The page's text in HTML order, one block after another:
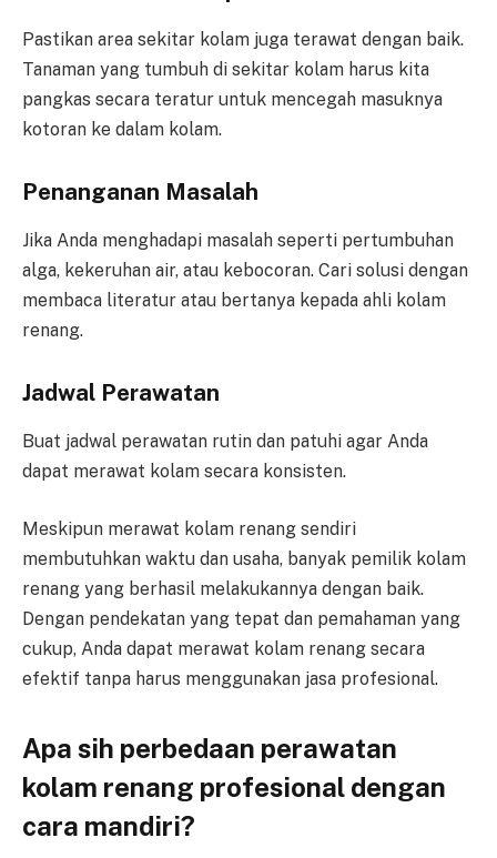
Pastikan area sekitar kolam juga terawat dengan baik.
Tanaman yang tumbuh di sekitar kolam harus kita
pangkas secara teratur untuk mencegah masuknya
kotoran ke dalam kolam.
Penanganan Masalah
Jika Anda menghadapi masalah seperti pertumbuhan
alga, kekeruhan air, atau kebocoran. Cari solusi dengan
membaca literatur atau bertanya kepada ahli kolam
renang.
Jadwal Perawatan
Buat jadwal perawatan rutin dan patuhi agar Anda
dapat merawat kolam secara konsisten.
Meskipun merawat kolam renang sendiri
membutuhkan waktu dan usaha, banyak pemilik kolam
renang yang berhasil melakukannya dengan baik.
Dengan pendekatan yang tepat dan pemahaman yang
cukup, Anda dapat merawat kolam renang secara
efektif tanpa harus menggunakan jasa profesional.
Apa sih perbedaan perawatan
kolam renang profesional dengan
cara mandiri?